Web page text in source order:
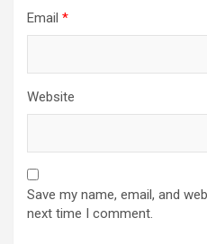
Email *
Website
Save my name, email, and
next time I comment.